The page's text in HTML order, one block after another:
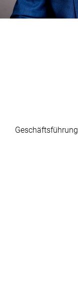
Geschäftsführung